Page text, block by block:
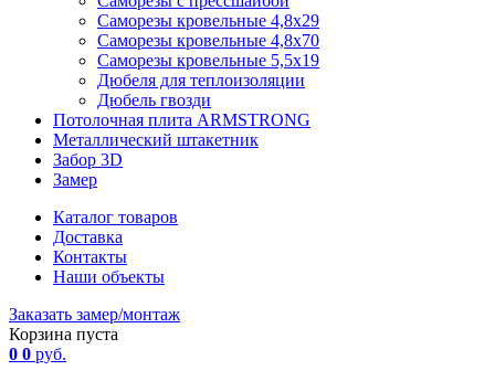
Саморезы кровельные 4,8х29
Саморезы кровельные 4,8х70
Саморезы кровельные 5,5х19
Дюбеля для теплоизоляции
Дюбель гвозди
Потолочная плита ARMSTRONG
Металлический штакетник
Забор 3D
Замер
Каталог товаров
Доставка
Контакты
Наши объекты
Заказать замер/монтаж
Корзина пуста
0 0 руб.